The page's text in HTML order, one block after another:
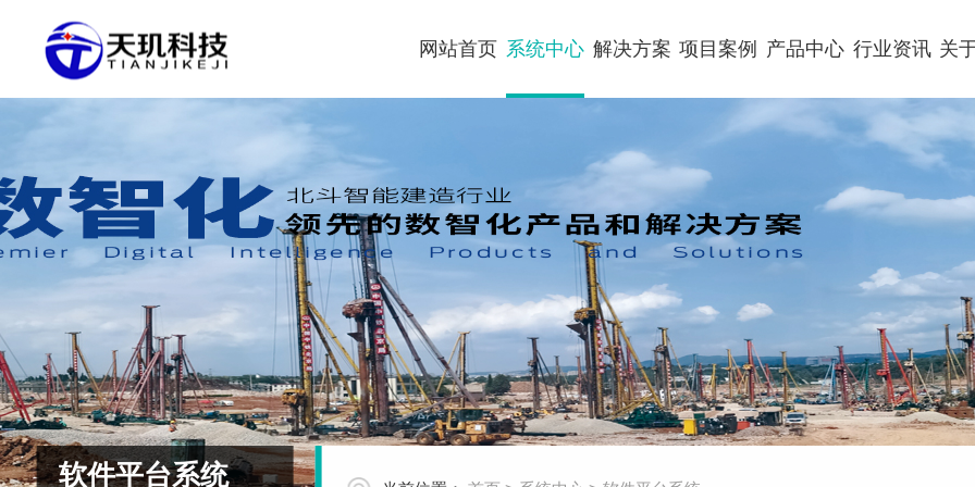
网站首页 系统中心 解决方案 项目案例 产品中心 行业资讯 关
软件平台系统